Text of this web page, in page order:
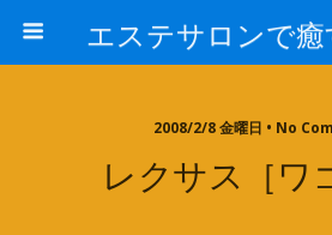
2008/2/8 金曜日 • No
レクサス［ワ